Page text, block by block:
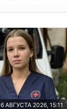
6 АВГУСТА 2026, 15:11